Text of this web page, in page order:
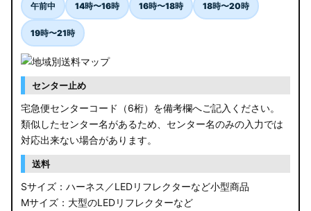
午前中 14時〜16時 16時〜18時 18時〜20時
19時〜21時
センター止め
宅急便センターコード（6桁）を備考欄へご記入ください。
類似したセンター名があるため、センター名のみの入力では
対応出来ない場合があります。
送料
Sサイズ：ハーネス／LEDリフレクターなど小型商品
Mサイズ：大型のLEDリフレクターなど